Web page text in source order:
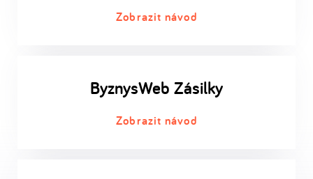
Zobrazit návod
ByznysWeb Zásilky
Zobrazit návod